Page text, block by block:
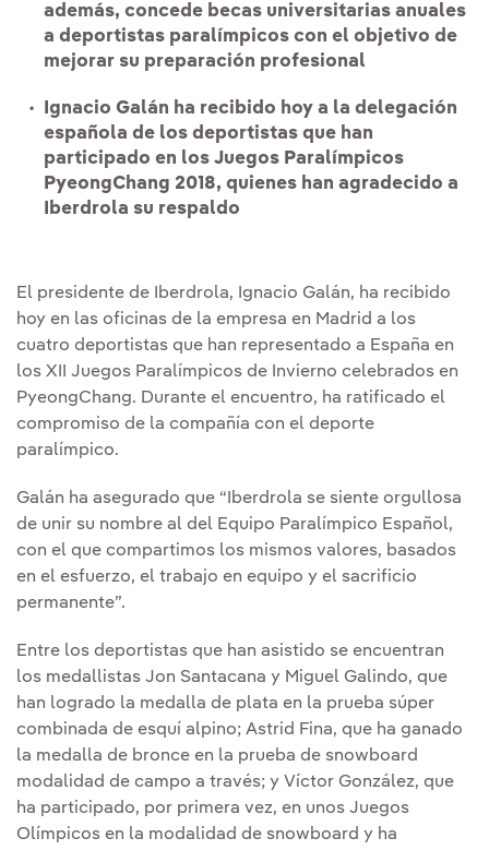
además, concede becas universitarias anuales
a deportistas paralímpicos con el objetivo de
mejorar su preparación profesional
Ignacio Galán ha recibido hoy a la delegación
española de los deportistas que han
participado en los Juegos Paralímpicos
PyeongChang 2018, quienes han agradecido a
Iberdrola su respaldo
El presidente de Iberdrola, Ignacio Galán, ha recibido
hoy en las oficinas de la empresa en Madrid a los
cuatro deportistas que han representado a España en
los XII Juegos Paralímpicos de Invierno celebrados en
PyeongChang. Durante el encuentro, ha ratificado el
compromiso de la compañía con el deporte
paralímpico.
Galán ha asegurado que “Iberdrola se siente orgullosa
de unir su nombre al del Equipo Paralímpico Español,
con el que compartimos los mismos valores, basados
en el esfuerzo, el trabajo en equipo y el sacrificio
permanente”.
Entre los deportistas que han asistido se encuentran
los medallistas Jon Santacana y Miguel Galindo, que
han logrado la medalla de plata en la prueba súper
combinada de esquí alpino; Astrid Fina, que ha ganado
la medalla de bronce en la prueba de snowboard
modalidad de campo a través; y Víctor González, que
ha participado, por primera vez, en unos Juegos
Olímpicos en la modalidad de snowboard y ha